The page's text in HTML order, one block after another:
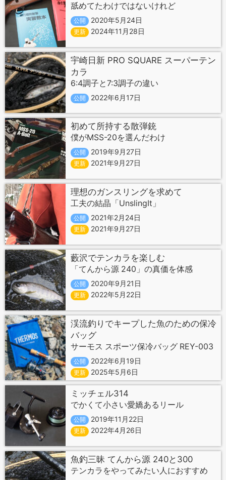
舐めてたわけではないけれど
公開 2020年5月24日
更新 2024年11月28日
宇崎日新 PRO SQUARE スーパーテン
カラ
6:4調子と7:3調子の違い
公開 2022年6月17日
初めて所持する散弾銃
僕がMSS-20を選んだわけ
公開 2019年9月27日
更新 2021年9月27日
理想のガンスリングを求めて
工夫の結晶「UnslingIt」
公開 2021年2月24日
更新 2021年9月27日
藪沢でテンカラを楽しむ
「てんから源 240」の真価を体感
公開 2020年9月21日
更新 2022年5月22日
渓流釣りでキープした魚のための保冷
バッグ
サーモス スポーツ保冷バッグ REY-003
公開 2022年6月19日
更新 2025年5月6日
ミッチェル314
でかくて小さい愛嬌あるリール
公開 2019年11月22日
更新 2022年4月26日
魚釣三昧 てんから源 240と300
テンカラをやってみたい人におすすめ